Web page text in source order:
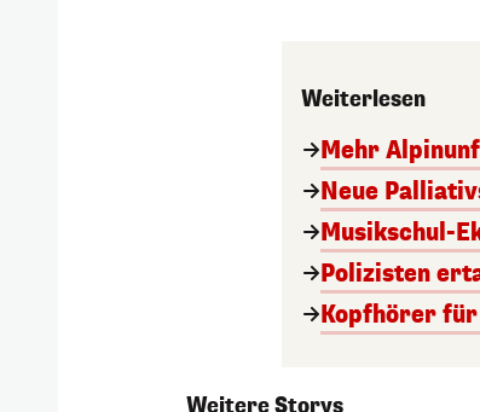
Weiterlesen
Mehr
Neue
Musikschul-
Polizisten
Kopfhörer